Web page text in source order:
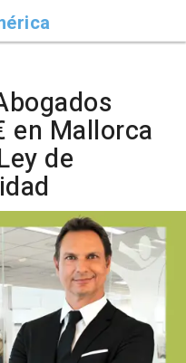
en Mallorca
de